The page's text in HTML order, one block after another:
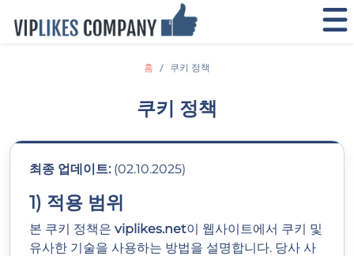
홈 쿠키 정책
쿠키 정책
최종 업데이트: (02.10.2025)
1) 적용 범위
본 쿠키 정책은 viplikes.net이 웹사이트에서 쿠키 및
유사한 기술을 사용하는 방법을 설명합니다. 당사 사